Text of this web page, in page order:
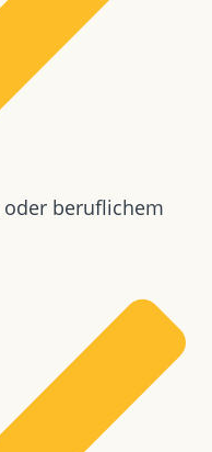
beruflichem